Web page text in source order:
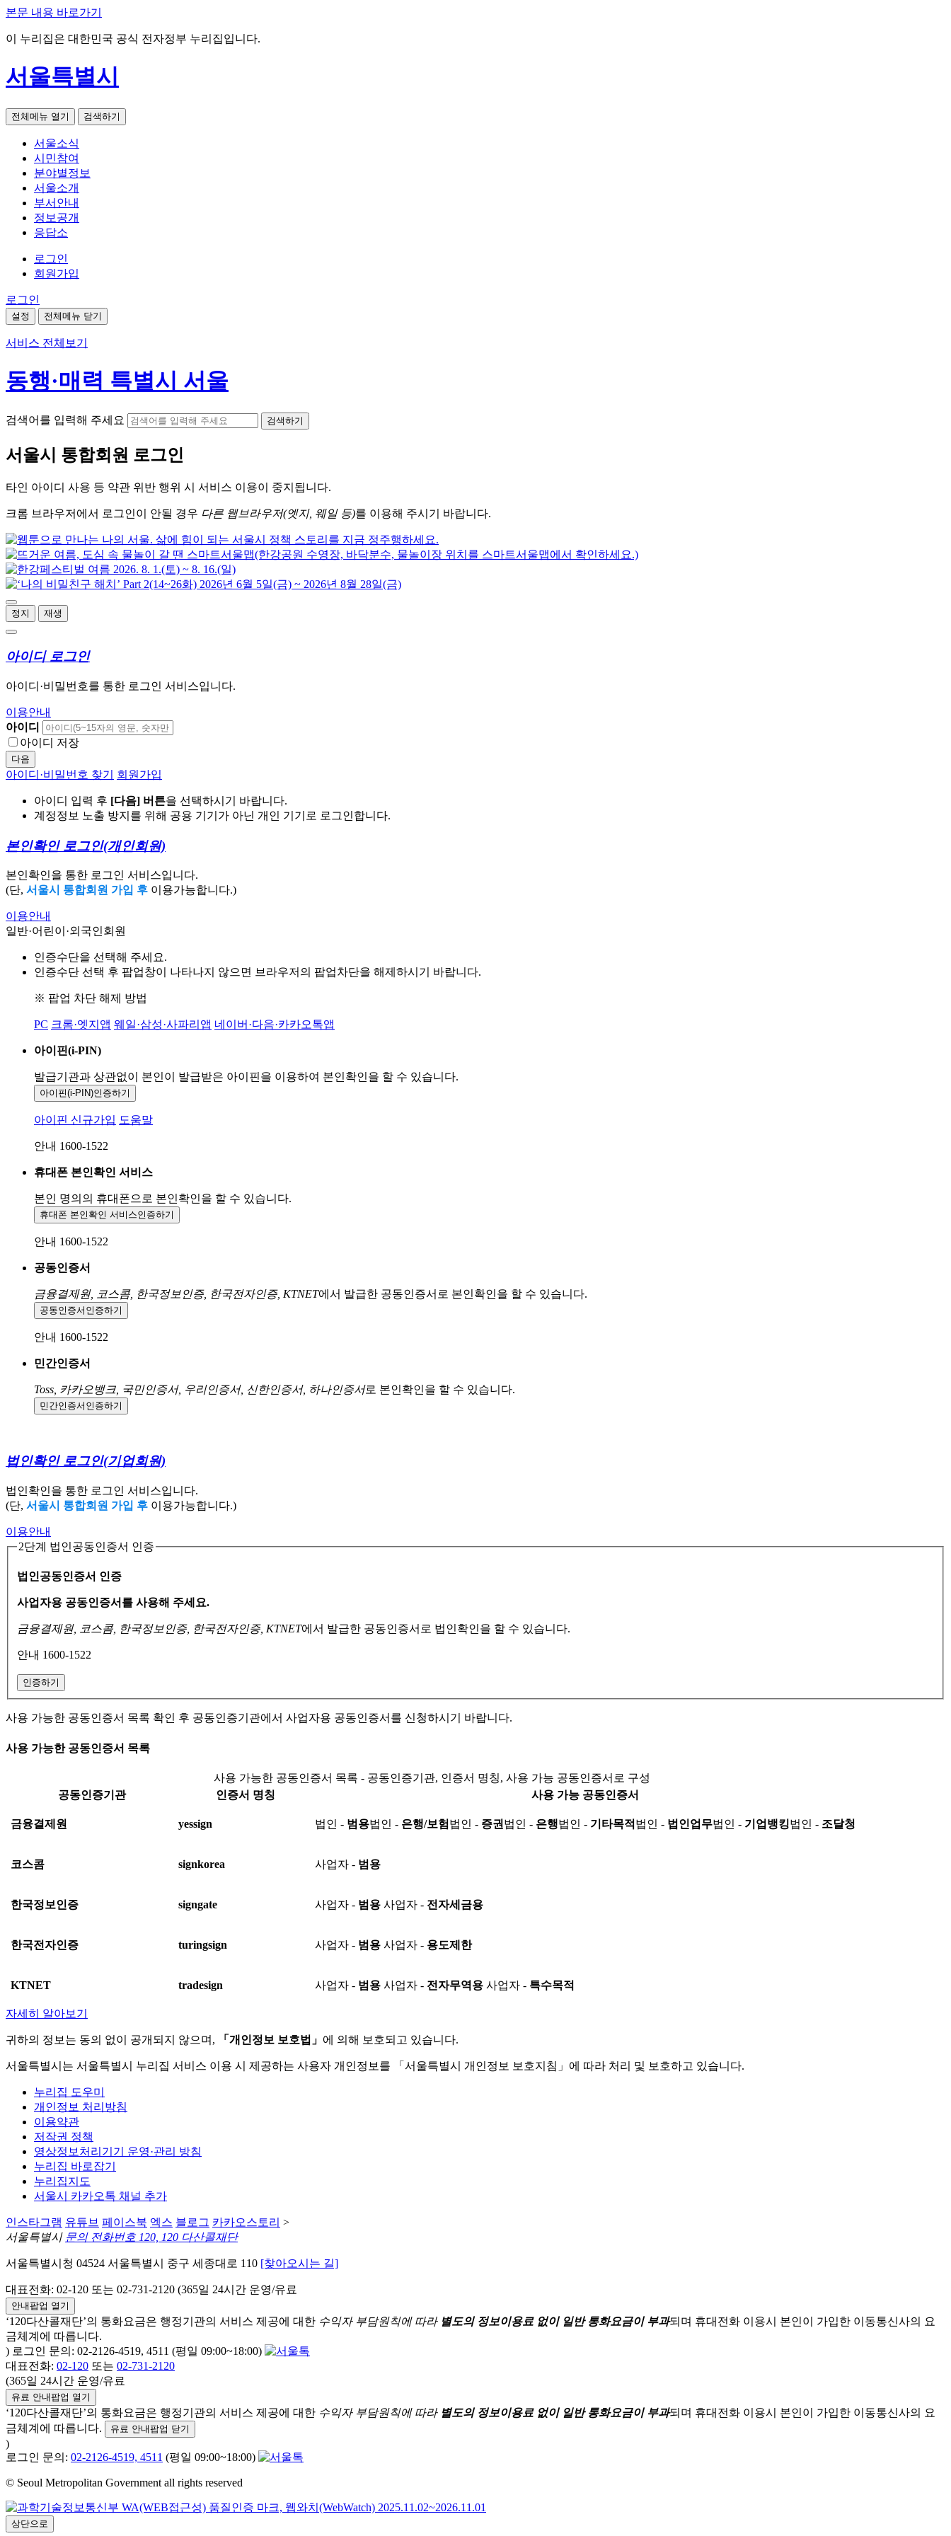
본문 내용 바로가기
이 누리집은 대한민국 공식 전자정부 누리집입니다.
서울특별시
전체메뉴 열기 검색하기
서울소식
시민참여
분야별정보
서울소개
부서안내
정보공개
응답소
로그인
회원가입
로그인
설정 전체메뉴 닫기
서비스 전체보기
동행·매력 특별시 서울
검색어를 입력해 주세요 검색하기
서울시 통합회원 로그인
타인 아이디 사용 등 약관 위반 행위 시 서비스 이용이 중지됩니다.
크롬 브라우저에서 로그인이 안될 경우 다른 웹브라우저(엣지, 웨일 등)를 이용해 주시기 바랍니다.
정지 재생
아이디 로그인
아이디·비밀번호를 통한 로그인 서비스입니다.
이용안내
아이디
아이디 저장
다음
아이디·비밀번호 찾기 회원가입
아이디 입력 후 [다음] 버튼을 선택하시기 바랍니다.
계정정보 노출 방지를 위해 공용 기기가 아닌 개인 기기로 로그인합니다.
본인확인 로그인(개인회원)
본인확인을 통한 로그인 서비스입니다.
(단, 서울시 통합회원 가입 후 이용가능합니다.)
이용안내
일반·어린이·외국인회원
인증수단을 선택해 주세요.
인증수단 선택 후 팝업창이 나타나지 않으면 브라우저의 팝업차단을 해제하시기 바랍니다.
※ 팝업 차단 해제 방법
PC 크롬·엣지앱 웨일·삼성·사파리앱 네이버·다음·카카오톡앱
아이핀(i-PIN)
발급기관과 상관없이 본인이 발급받은 아이핀을 이용하여 본인확인을 할 수 있습니다.
아이핀(i-PIN)인증하기
아이핀 신규가입 도움말
안내 1600-1522
휴대폰 본인확인 서비스
본인 명의의 휴대폰으로 본인확인을 할 수 있습니다.
휴대폰 본인확인 서비스인증하기
안내 1600-1522
공동인증서
금융결제원, 코스콤, 한국정보인증, 한국전자인증, KTNET에서 발급한 공동인증서로 본인확인을 할 수 있습니다.
공동인증서 인증하기
안내 1600-1522
민간인증서
Toss, 카카오뱅크, 국민인증서, 우리인증서, 신한인증서, 하나인증서로 본인확인을 할 수 있습니다.
민간인증서 인증하기
법인확인 로그인(기업회원)
법인확인을 통한 로그인 서비스입니다.
(단, 서울시 통합회원 가입 후 이용가능합니다.)
이용안내
2단계 법인공동인증서 인증
법인공동인증서 인증
사업자용 공동인증서를 사용해 주세요.
금융결제원, 코스콤, 한국정보인증, 한국전자인증, KTNET에서 발급한 공동인증서로 법인확인을 할 수 있습니다.
안내 1600-1522
인증하기
사용 가능한 공동인증서 목록 확인 후 공동인증기관에서 사업자용 공동인증서를 신청하시기 바랍니다.
사용 가능한 공동인증서 목록
사용 가능한 공동인증서 목록 - 공동인증기관, 인증서 명칭, 사용 가능 공동인증서로 구성
공동인증기관
인증서 명칭 사용 가능 공동인증서
금융결제원 yessign 법인 - 범용법인 - 은행/보험 법인 - 증권 법인 - 은행법인 - 기타목적 법인 - 법인업무법인 - 기업뱅킹법인 - 조달청
코스콤 signkorea 사업자 - 범용
한국정보인증 signgate 사업자 - 범용 사업자 - 전자세금용
한국전자인증 turingsign 사업자 - 범용 사업자 - 용도제한
KTNET tradesign 사업자 - 범용 사업자 - 전자무역용 사업자 - 특수목적
자세히 알아보기
귀하의 정보는 동의 없이 공개되지 않으며, 「개인정보 보호법」 에 의해 보호되고 있습니다.
서울특별시는 서울특별시 누리집 서비스 이용 시 제공하는 사용자 개인정보를 「서울특별시 개인정보 보호지침」에 따라 처리 및 보호하고 있습니다.
누리집 도우미
개인정보 처리방침
이용약관
저작권 정책
영상정보처리기기 운영·관리 방침
누리집 바로잡기
누리집지도
서울시 카카오톡 채널 추가
인스타그램 유튜브 페이스북 엑스 블로그 카카오스토리 >
서울특별시 문의 전화번호 120, 120 다산콜재단
서울특별시청 04524 서울특별시 중구 세종대로 110 [찾아오시는 길]
대표전화: 02-120 또는 02-731-2120 (365일 24시간 운영/유료
안내팝업 열기
‘120다산콜재단’의 통화요금은 행정기관의 서비스 제공에 대한 수익자 부담원칙에 따라 별도의 정보이용료 없이 일반 통화요금이 부과되며 휴대전화 이용시 본인이 가입한 이동통신사의 요
금체계에 따릅니다.
) 로그인 문의: 02-2126-4519, 4511 (평일 09:00~18:00)
대표전화: 02-120 또는 02-731-2120
(365일 24시간 운영/유료
유료 안내팝업 열기
‘120다산콜재단’의 통화요금은 행정기관의 서비스 제공에 대한 수익자 부담원칙에 따라 별도의 정보이용료 없이 일반 통화요금이 부과되며 휴대전화 이용시 본인이 가입한 이동통신사의 요
금체계에 따릅니다.
유료 안내팝업 닫기
)
로그인 문의: 02-2126-4519, 4511 (평일 09:00~18:00)
© Seoul Metropolitan Government all rights reserved
상단으로